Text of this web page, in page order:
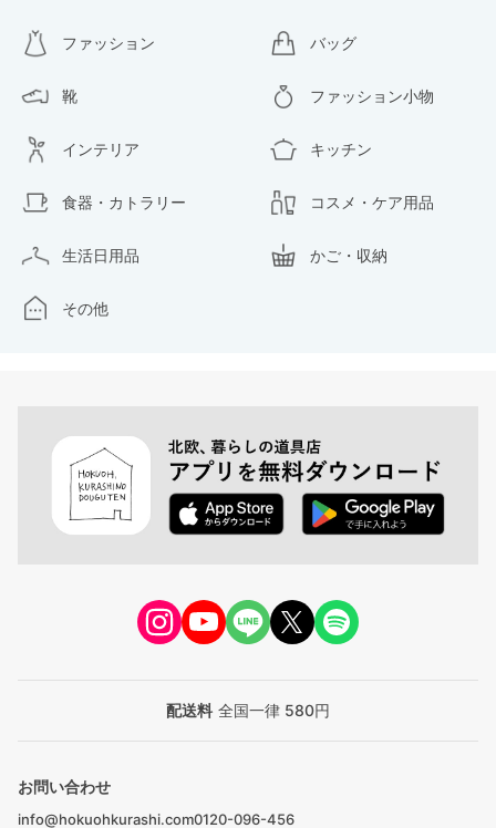
ファッション バッグ
靴 ファッション小物
インテリア キッチン
食器・カトラリー コスメ・ケア用品
生活日用品 かご・収納
その他
配送料 全国一律 580円
お問い合わせ
info@hokuohkurashi.com0120-096-456